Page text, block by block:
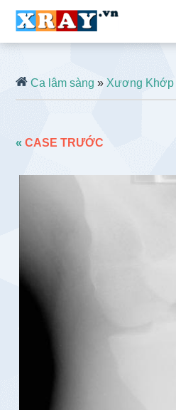
Ca lâm sàng »Xương Khớp
«CASE TRƯỚC